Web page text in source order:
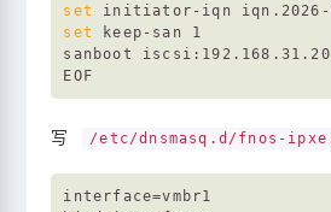
set
set
keep-san 1
sanboot
写 /etc/dnsmasq.d/fnos-
interface=vmbr1